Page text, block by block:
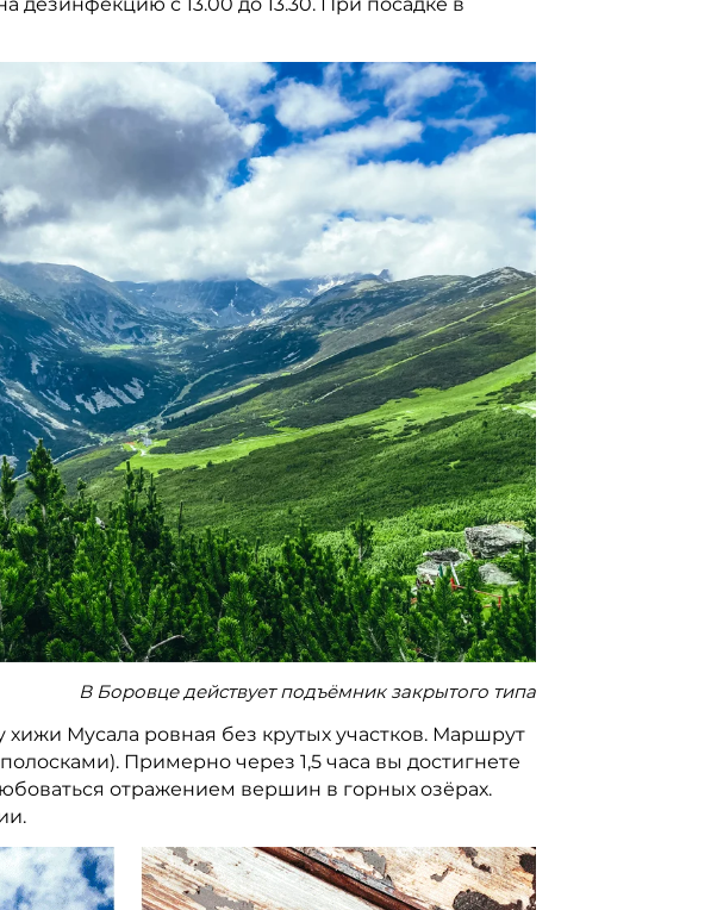
В Боровце действует подъёмник закрытого типа
Мусала ровная без крутых участков. Маршрут
Примерно через 1,5 часа вы достигнете
отражением вершин в горных озёрах.